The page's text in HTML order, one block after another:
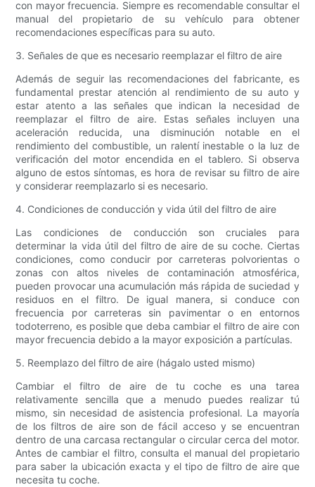
con mayor frecuencia. Siempre es recomendable consultar el
manual del propietario de su vehículo para obtener
recomendaciones específicas para su auto.
3. Señales de que es necesario reemplazar el filtro de aire
Además de seguir las recomendaciones del fabricante, es
fundamental prestar atención al rendimiento de su auto y
estar atento a las señales que indican la necesidad de
reemplazar el filtro de aire. Estas señales incluyen una
aceleración reducida, una disminución notable en el
rendimiento del combustible, un ralentí inestable o la luz de
verificación del motor encendida en el tablero. Si observa
alguno de estos síntomas, es hora de revisar su filtro de aire
y considerar reemplazarlo si es necesario.
4. Condiciones de conducción y vida útil del filtro de aire
Las condiciones de conducción son cruciales para
determinar la vida útil del filtro de aire de su coche. Ciertas
condiciones, como conducir por carreteras polvorientas o
zonas con altos niveles de contaminación atmosférica,
pueden provocar una acumulación más rápida de suciedad y
residuos en el filtro. De igual manera, si conduce con
frecuencia por carreteras sin pavimentar o en entornos
todoterreno, es posible que deba cambiar el filtro de aire con
mayor frecuencia debido a la mayor exposición a partículas.
5. Reemplazo del filtro de aire (hágalo usted mismo)
Cambiar el filtro de aire de tu coche es una tarea
relativamente sencilla que a menudo puedes realizar tú
mismo, sin necesidad de asistencia profesional. La mayoría
de los filtros de aire son de fácil acceso y se encuentran
dentro de una carcasa rectangular o circular cerca del motor.
Antes de cambiar el filtro, consulta el manual del propietario
para saber la ubicación exacta y el tipo de filtro de aire que
necesita tu coche.